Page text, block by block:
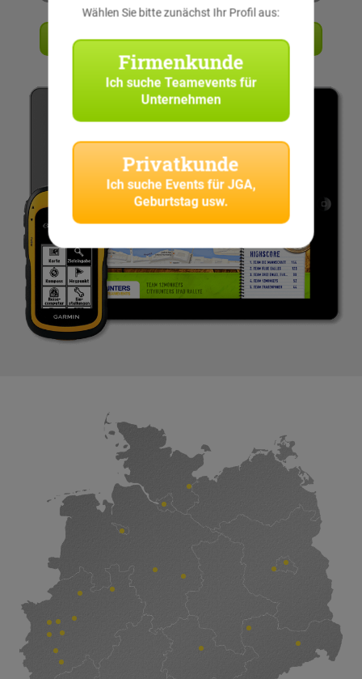
Angebot anfordern
Wählen Sie bitte zunächst Ihr Profil aus:
Firmenkunde
Ich sucheTeamevents für
Unternehmen
Privatkunde
Ich suche Events für JGA,
Geburtstag usw.